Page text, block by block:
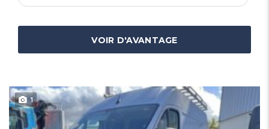
VOIR D'AVANTAGE
1